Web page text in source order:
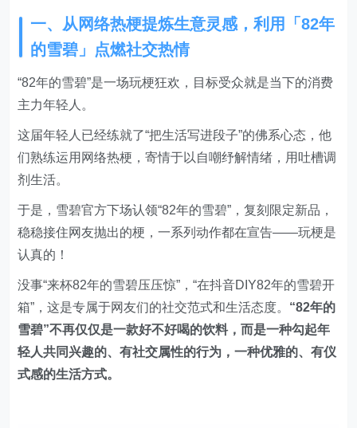
一、从网络热梗提炼生意灵感，利用「82年
的雪碧」点燃社交热情
“82年的雪碧”是一场玩梗狂欢，目标受众就是当下的消费
主力年轻人。
这届年轻人已经练就了“把生活写进段子”的佛系心态，他
们熟练运用网络热梗，寄情于以自嘲纾解情绪，用吐槽调
剂生活。
于是，雪碧官方下场认领“82年的雪碧”，复刻限定新品，
稳稳接住网友抛出的梗，一系列动作都在宣告——玩梗是
认真的！
没事“来杯82年的雪碧压压惊”，“在抖音DIY82年的雪碧开
箱”，这是专属于网友们的社交范式和生活态度。 “82年的
雪碧”不再仅仅是一款好不好喝的饮料，而是一种勾起年
轻人共同兴趣的、有社交属性的行为，一种优雅的、有仪
式感的生活方式。